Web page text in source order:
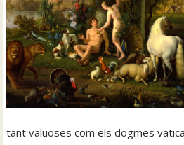
tant valuoses com els dogmes